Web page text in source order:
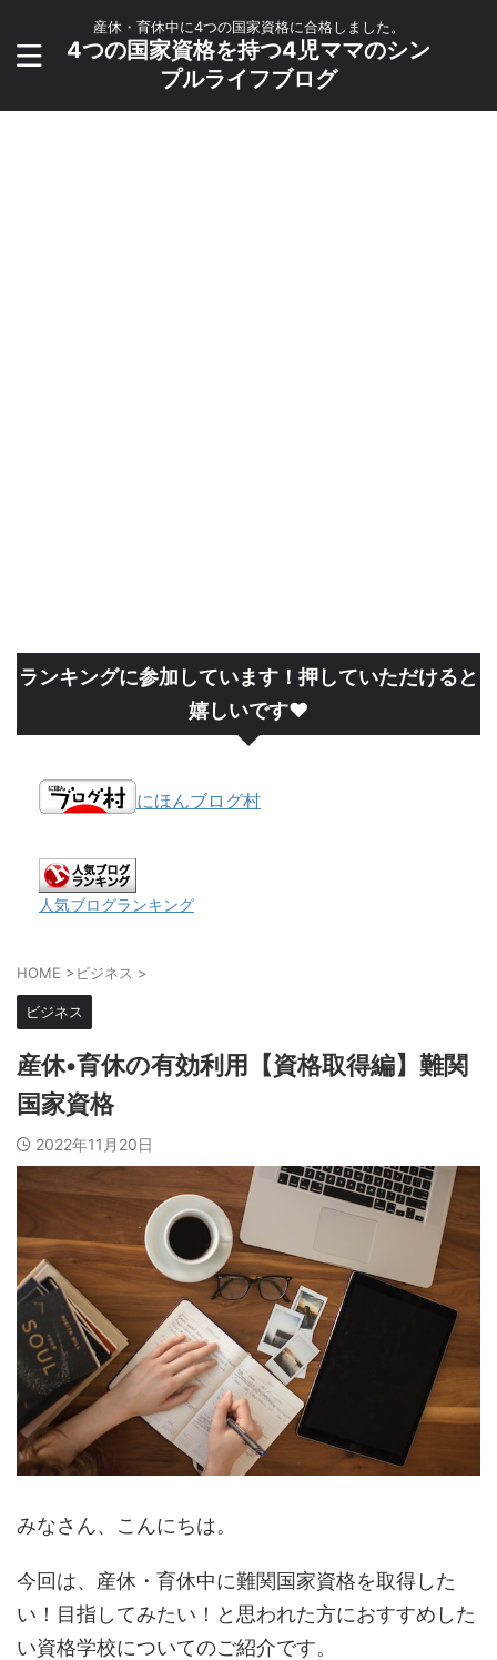
産休・育休中に4つの国家資格に合格しました。
4つの国家資格を持つ4児ママのシン
プルライフブログ
ランキングに参加しています！押していただけると
嬉しいです❤
にほんブログ村
人気ブログランキング
HOME >ビジネス >
ビジネス
産休•育休の有効利用【資格取得編】難関
国家資格
2022年11月20日
みなさん、こんにちは。
今回は、産休・育休中に難関国家資格を取得した
い！目指してみたい！と思われた方におすすめした
い資格学校についてのご紹介です。